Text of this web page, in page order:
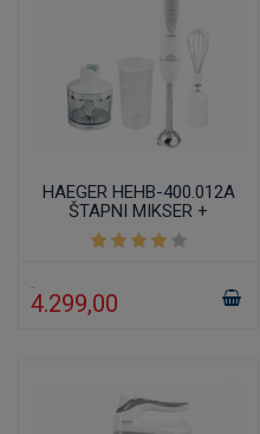
HAEGER HEHB-400.012A
ŠTAPNI MIKSER +
SECKALICA SET 400W
4.299,00